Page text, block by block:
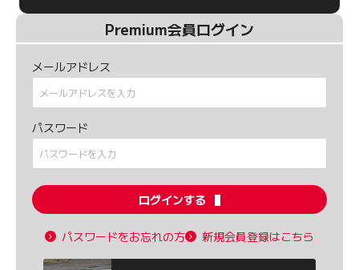
Premium会員ログイン
メールアドレス
パスワード
ログインする
パスワードをお忘れの方 新規会員登録はこちら